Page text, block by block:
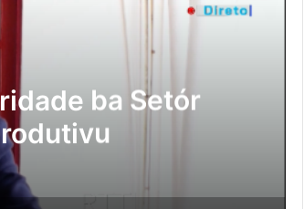
Polisiál
Paradeiru Iha